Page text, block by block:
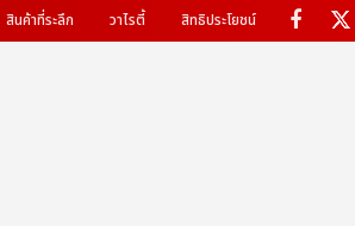
สินค้าที่ระลึก วาไรตี้ สิทธิประโยชน์